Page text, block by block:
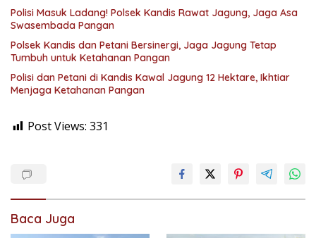
Polisi Masuk Ladang! Polsek Kandis Rawat Jagung, Jaga Asa
Swasembada Pangan
Polsek Kandis dan Petani Bersinergi, Jaga Jagung Tetap
Tumbuh untuk Ketahanan Pangan
Polisi dan Petani di Kandis Kawal Jagung 12 Hektare, Ikhtiar
Menjaga Ketahanan Pangan
Post Views: 331
Baca Juga